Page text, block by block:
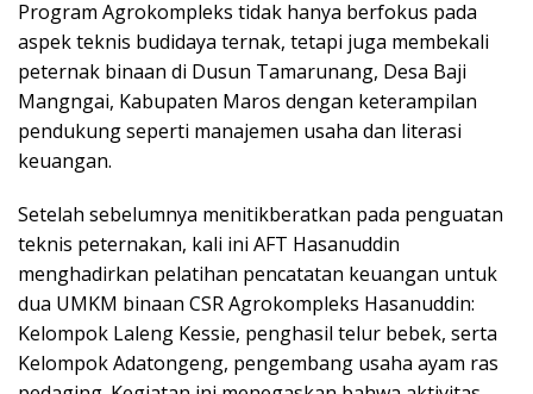
Program Agrokompleks tidak hanya berfokus pada
aspek teknis budidaya ternak, tetapi juga membekali
peternak binaan di Dusun Tamarunang, Desa Baji
Mangngai, Kabupaten Maros dengan keterampilan
pendukung seperti manajemen usaha dan literasi
keuangan.
Setelah sebelumnya menitikberatkan pada penguatan
teknis peternakan, kali ini AFT Hasanuddin
menghadirkan pelatihan pencatatan keuangan untuk
dua UMKM binaan CSR Agrokompleks Hasanuddin:
Kelompok Laleng Kessie, penghasil telur bebek, serta
Kelompok Adatongeng, pengembang usaha ayam ras